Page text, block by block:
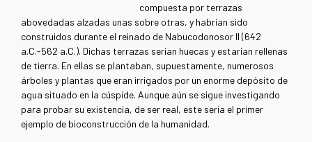
compuesta por terrazas
abovedadas alzadas unas sobre otras, y habrían sido
construidos durante el reinado de Nabucodonosor II (642
a.C.-562 a.C.). Dichas terrazas serían huecas y estarían rellenas
de tierra. En ellas se plantaban, supuestamente, numerosos
árboles y plantas que eran irrigados por un enorme depósito de
agua situado en la cúspide. Aunque aún se sigue investigando
para probar su existencia, de ser real, este sería el primer
ejemplo de bioconstrucción de la humanidad.